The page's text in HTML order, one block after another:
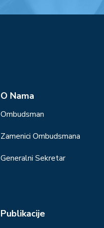
О Nama
Ombudsman
Zamenici Ombudsmana
Generalni Sekretar
Publikacije